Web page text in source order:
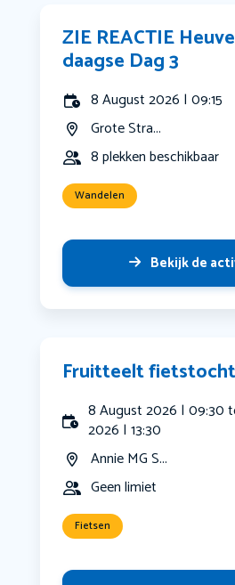
ZIE REACTIE
daagse Dag 3
8 August 2026 | 09:15
Grote Stra...
8 plekken beschikbaar
Wandelen
Bekijk de
Fruitteelt
8 August 2026 | 09:30
2026 | 13:30
Annie MG S...
Geen limiet
Fietsen